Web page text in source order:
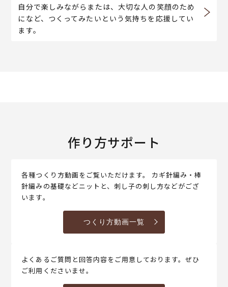
自分で楽しみながらまたは、大切な人の笑顔のため
になど、つくってみたいという気持ちを応援してい
ます。
作り方サポート
各種つくり方動画をご覧いただけます。 カギ針編み・棒
針編みの基礎などニットと、刺し子の刺し方などがござ
います。
つくり方動画一覧
よくあるご質問と回答内容をご用意しております。ぜひ
ご利用くださいませ。